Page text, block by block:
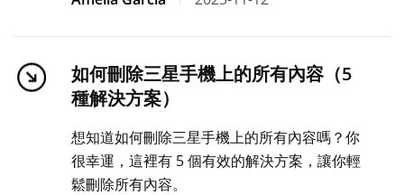
如何刪除三星手機上的所有內容（5
種解決方案）
想知道如何刪除三星手機上的所有內容嗎？你
很幸運，這裡有 5 個有效的解決方案，讓你輕
鬆刪除所有內容。